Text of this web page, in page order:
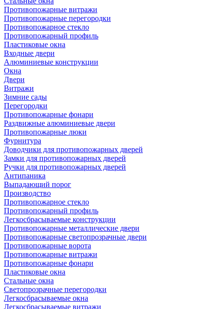
Противопожарные витражи
Противопожарные перегородки
Противопожарное стекло
Противопожарный профиль
Пластиковые окна
Входные двери
Алюминиевые конструкции
Окна
Двери
Витражи
Зимние сады
Перегородки
Противопожарные фонари
Раздвижные алюминиевые двери
Противопожарные люки
Фурнитура
Доводчики для противопожарных дверей
Замки для противопожарных дверей
Ручки для противопожарных дверей
Антипаника
Выпадающий порог
Производство
Противопожарное стекло
Противопожарный профиль
Легкосбрасываемые конструкции
Противопожарные металлические двери
Противопожарные светопрозрачные двери
Противопожарные ворота
Противопожарные витражи
Противопожарные фонари
Пластиковые окна
Стальные окна
Светопрозрачные перегородки
Легкосбрасываемые окна
Легкосбрасываемые витражи